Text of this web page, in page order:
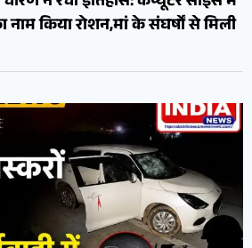
नाम किया रोशन,मां के संघर्षों से मिली